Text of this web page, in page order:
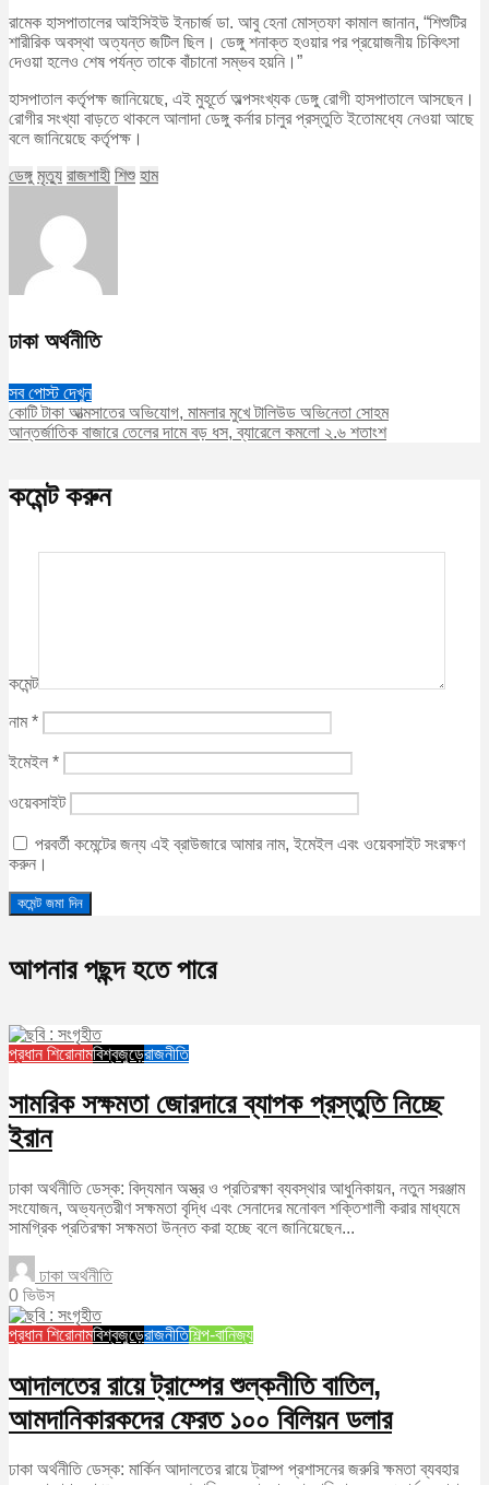
রামেক হাসপাতালের আইসিইউ ইনচার্জ ডা. আবু হেনা মোস্তফা কামাল জানান, “শিশুটির
শারীরিক অবস্থা অত্যন্ত জটিল ছিল। ডেঙ্গু শনাক্ত হওয়ার পর প্রয়োজনীয় চিকিৎসা
দেওয়া হলেও শেষ পর্যন্ত তাকে বাঁচানো সম্ভব হয়নি।”
হাসপাতাল কর্তৃপক্ষ জানিয়েছে, এই মুহূর্তে অল্পসংখ্যক ডেঙ্গু রোগী হাসপাতালে আসছেন।
রোগীর সংখ্যা বাড়তে থাকলে আলাদা ডেঙ্গু কর্নার চালুর প্রস্তুতি ইতোমধ্যে নেওয়া আছে
বলে জানিয়েছে কর্তৃপক্ষ।
ডেঙ্গু মৃত্যু রাজশাহী শিশু হাম
ঢাকা অর্থনীতি
সব পোস্ট দেখুন
কোটি টাকা আত্মসাতের অভিযোগ, মামলার মুখে টালিউড অভিনেতা সোহম
আন্তর্জাতিক বাজারে তেলের দামে বড় ধস, ব্যারেলে কমলো ২.৬ শতাংশ
কমেন্ট করুন
কমেন্ট
নাম*
ইমেইল *
ওয়েবসাইট
পরবর্তী কমেন্টের জন্য এই ব্রাউজারে আমার নাম, ইমেইল এবং ওয়েবসাইট সংরক্ষণ
করুন।
আপনার পছন্দ হতে পারে
প্রধান শিরোনামবিশ্বজুড়েরাজনীতি
সামরিক সক্ষমতা জোরদারে ব্যাপক প্রস্তুতি নিচ্ছে
ইরান
ঢাকা অর্থনীতি ডেস্ক: বিদ্যমান অস্ত্র ও প্রতিরক্ষা ব্যবস্থার আধুনিকায়ন, নতুন সরঞ্জাম
সংযোজন, অভ্যন্তরীণ সক্ষমতা বৃদ্ধি এবং সেনাদের মনোবল শক্তিশালী করার মাধ্যমে
সামগ্রিক প্রতিরক্ষা সক্ষমতা উন্নত করা হচ্ছে বলে জানিয়েছেন...
ঢাকা অর্থনীতি
0 ভিউস
প্রধান শিরোনামবিশ্বজুড়েরাজনীতিশিল্প-বানিজ্য
আদালতের রায়ে ট্রাম্পের শুল্কনীতি বাতিল,
আমদানিকারকদের ফেরত ১০০ বিলিয়ন ডলার
ঢাকা অর্থনীতি ডেস্ক: মার্কিন আদালতের রায়ে ট্রাম্প প্রশাসনের জরুরি ক্ষমতা ব্যবহার